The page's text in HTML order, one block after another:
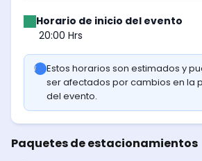
Horario de inicio del evento
20:00 Hrs
Estos horarios son estimados y
ser afectados por cambios en la
del evento.
Paquetes de estacionamientos